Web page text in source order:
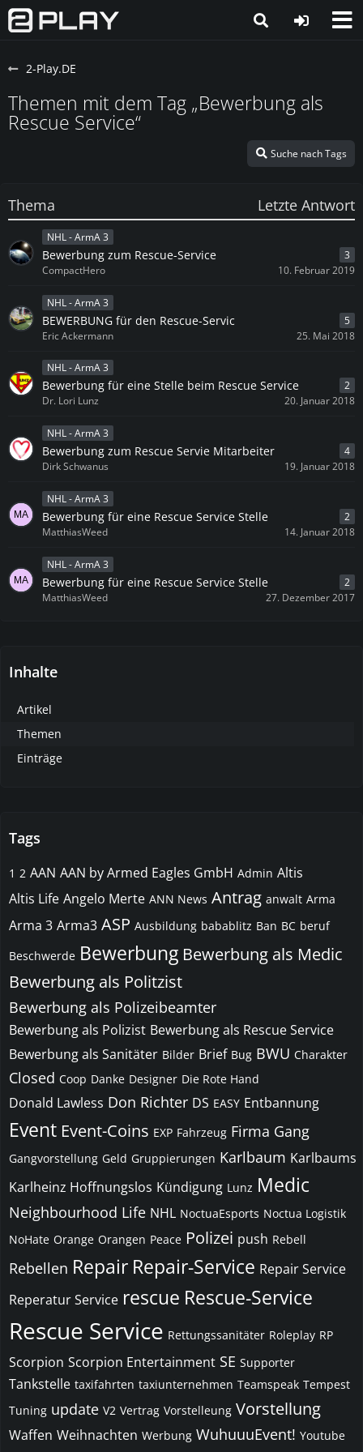
2-Play.DE
Themen mit dem Tag „Bewerbung als
Rescue Service“
Suche nach Tags
Thema Letzte Antwort
NHL - ArmA 3
Bewerbung zum Rescue-Service
3
CompactHero
10. Februar 2019
NHL - ArmA 3
BEWERBUNG für den Rescue-Servic
5
Eric Ackermann
25. Mai 2018
NHL - ArmA 3
Bewerbung für eine Stelle beim Rescue Service
2
Dr. Lori Lunz
20. Januar 2018
NHL - ArmA 3
Bewerbung zum Rescue Servie Mitarbeiter
4
Dirk Schwanus
19. Januar 2018
NHL - ArmA 3
Bewerbung für eine Rescue Service Stelle
2
MatthiasWeed
14. Januar 2018
NHL - ArmA 3
Bewerbung für eine Rescue Service Stelle
2
MatthiasWeed
27. Dezember 2017
Inhalte
Artikel
Themen
Einträge
Tags
1 2 AAN AAN by Armed Eagles GmbH Admin Altis
Altis Life Angelo Merte ANN News Antrag anwalt Arma
Arma 3 Arma3 ASP Ausbildung babablitz Ban BC beruf
Beschwerde Bewerbung Bewerbung als Medic
Bewerbung als Politzist
Bewerbung als Polizeibeamter
Bewerbung als Polizist Bewerbung als Rescue Service
Bewerbung als Sanitäter Bilder Brief Bug BWU Charakter
Closed Coop Danke Designer Die Rote Hand
Donald Lawless Don Richter DS EASY Entbannung
Event Event-Coins EXP Fahrzeug Firma Gang
Gangvorstellung Geld Gruppierungen Karlbaum Karlbaums
Karlheinz Hoffnungslos Kündigung Lunz Medic
Neighbourhood Life NHL NoctuaEsports Noctua Logistik
NoHate Orange Orangen Peace Polizei push Rebell
Rebellen Repair Repair-Service Repair Service
Reperatur Service rescue Rescue-Service
Rescue Service Rettungssanitäter Roleplay RP
Scorpion Scorpion Entertainment SE Supporter
Tankstelle taxifahrten taxiunternehmen Teamspeak Tempest
Tuning update V2 Vertrag Vorstelleung Vorstellung
Waffen Weihnachten Werbung WuhuuuEvent! Youtube